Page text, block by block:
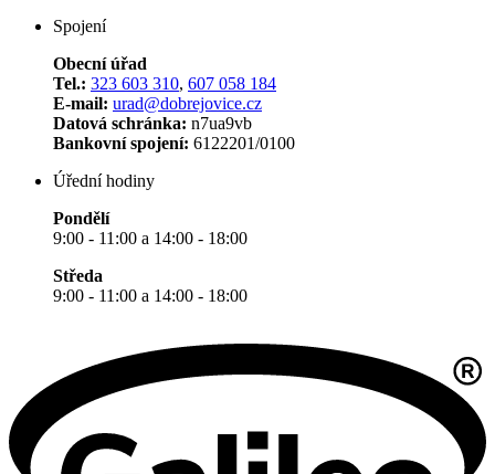
Spojení
Obecní úřad
Tel.: 323 603 310, 607 058 184
E-mail: urad@dobrejovice.cz
Datová schránka: n7ua9vb
Bankovní spojení: 6122201/0100
Úřední hodiny
Pondělí
9:00 - 11:00 a 14:00 - 18:00
Středa
9:00 - 11:00 a 14:00 - 18:00